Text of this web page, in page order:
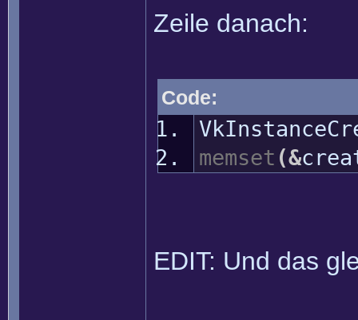
Zeile danach:
Code:
memset (&
EDIT: Und das